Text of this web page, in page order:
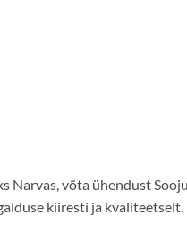
võta ühendust
kiiresti ja kvaliteetselt.